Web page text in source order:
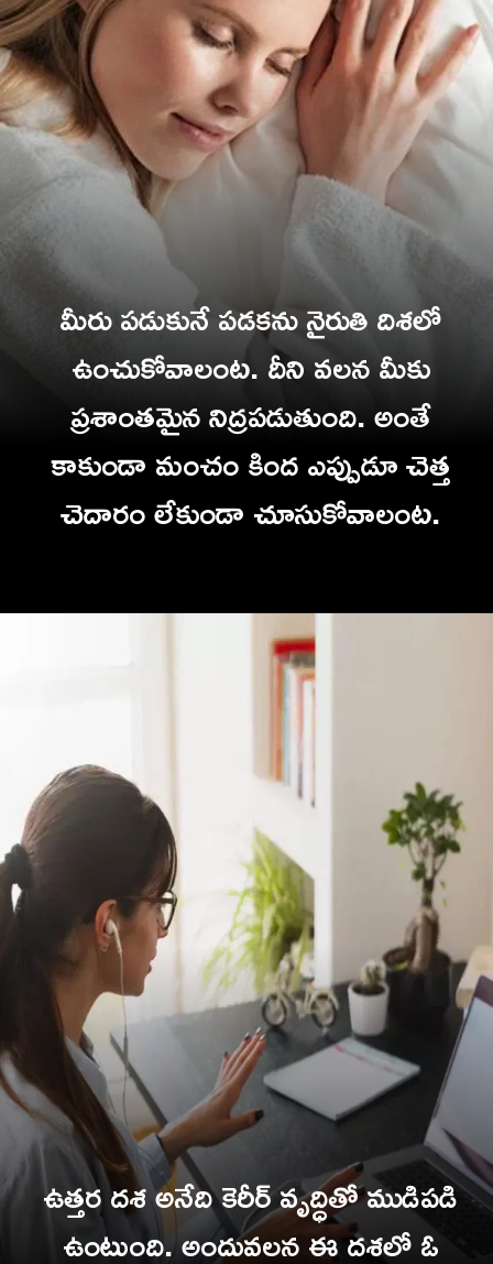
మీరు పడుకునే పడకను నైరుతి దిశలో
ఉంచుకోవాలంట. దీని వలన మీకు
ప్రశాంతమైన నిద్రపడుతుంది. అంతే
కాకుండా మంచం కింద ఎప్పుడూ చెత్త
చెదారం లేకుండా చూసుకోవాలంట.
ఉత్తర దశ అనేది కెరీర్ వృద్ధితో ముడిపడి
ఉంటుంది. అందువలన ఈ దశలో ఓ